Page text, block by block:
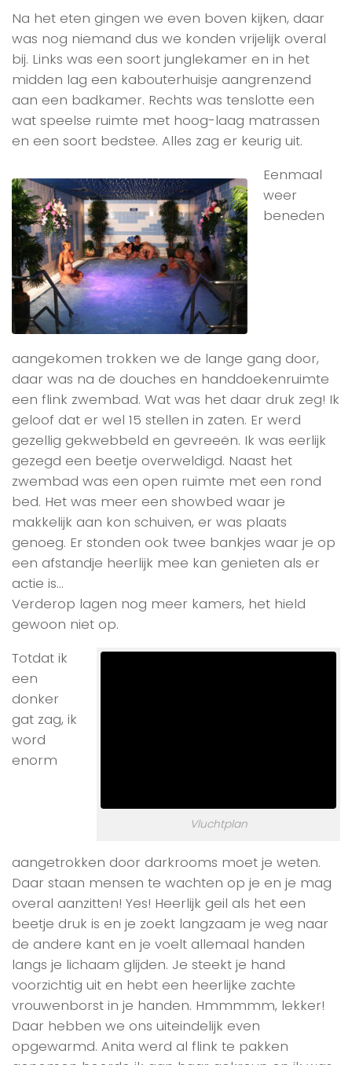
Na het eten gingen we even boven kijken, daar
was nog niemand dus we konden vrijelijk overal
bij. Links was een soort junglekamer en in het
midden lag een kabouterhuisje aangrenzend
aan een badkamer. Rechts was tenslotte een
wat speelse ruimte met hoog-laag matrassen
en een soort bedstee. Alles zag er keurig uit.
Eenmaal
weer
beneden
aangekomen trokken we de lange gang door,
daar was na de douches en handdoekenruimte
een flink zwembad. Wat was het daar druk zeg! Ik
geloof dat er wel 15 stellen in zaten. Er werd
gezellig gekwebbeld en gevreeën. Ik was eerlijk
gezegd een beetje overweldigd. Naast het
zwembad was een open ruimte met een rond
bed. Het was meer een showbed waar je
makkelijk aan kon schuiven, er was plaats
genoeg. Er stonden ook twee bankjes waar je op
een afstandje heerlijk mee kan genieten als er
actie is…
Verderop lagen nog meer kamers, het hield
gewoon niet op.
Vluchtplan
Totdat ik
een
donker
gat zag, ik
word
enorm
aangetrokken door darkrooms moet je weten.
Daar staan mensen te wachten op je en je mag
overal aanzitten! Yes! Heerlijk geil als het een
beetje druk is en je zoekt langzaam je weg naar
de andere kant en je voelt allemaal handen
langs je lichaam glijden. Je steekt je hand
voorzichtig uit en hebt een heerlijke zachte
vrouwenborst in je handen. Hmmmmm, lekker!
Daar hebben we ons uiteindelijk even
opgewarmd. Anita werd al flink te pakken